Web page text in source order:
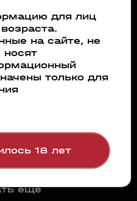
вино
пиво
Бренди
Вермут
еще
для лиц
на сайте, не
только для
18 лет